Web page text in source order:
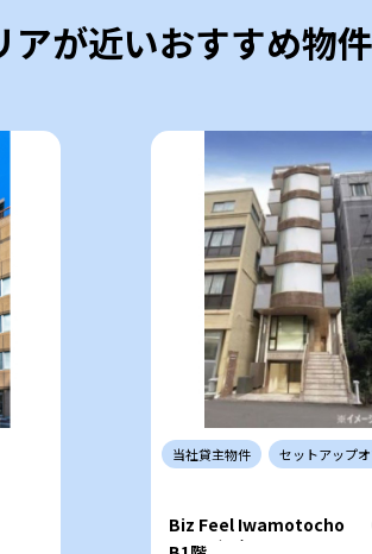
アが近いおすすめ物件
当社貸主物件 セットアップ
Biz Feel Iwamotocho
田TYビル）